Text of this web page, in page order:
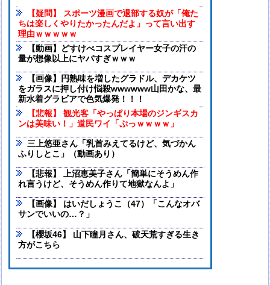
【疑問】 スポーツ漫画で退部する奴が「俺た
ちは楽しくやりたかったんだよ」って言い出す
理由ｗｗｗｗｗ
【動画】どすけべコスプレイヤー女子の汗の
量が想像以上にヤバすぎｗｗｗ
【画像】円熟味を増したグラドル、デカケツ
をガラスに押し付け悩殺wwwwww山田かな、最
新水着グラビアで色気爆発！！！
【悲報】 観光客「やっぱり本場のジンギスカ
ンは美味い！」道民ワイ「ぷっｗｗｗｗ」
三上悠亜さん「乳首みえてるけど、気づかん
ふりしとこ」（動画あり）
【悲報】 上沼恵美子さん「簡単にそうめん作
れ言うけど、そうめん作りて地獄なんよ」
【画像】 はいだしょうこ（47）「こんなオバ
サンでいいの…？」
【櫻坂46】 山下瞳月さん、破天荒すぎる生き
方がこちら